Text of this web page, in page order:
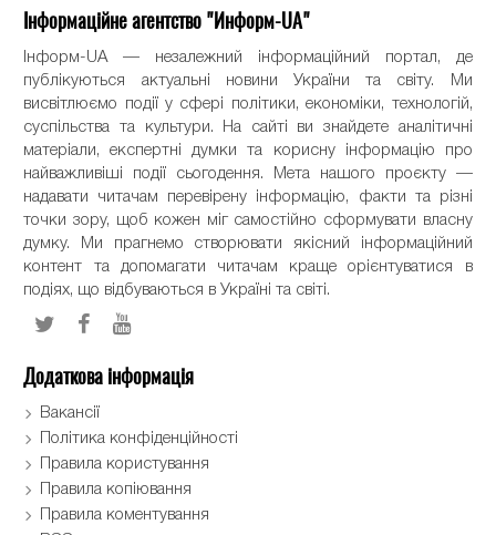
Інформаційне агентство "Информ-UA"
Інформ-UA — незалежний інформаційний портал, де
публікуються актуальні новини України та світу. Ми
висвітлюємо події у сфері політики, економіки, технологій,
суспільства та культури. На сайті ви знайдете аналітичні
матеріали, експертні думки та корисну інформацію про
найважливіші події сьогодення. Мета нашого проєкту —
надавати читачам перевірену інформацію, факти та різні
точки зору, щоб кожен міг самостійно сформувати власну
думку. Ми прагнемо створювати якісний інформаційний
контент та допомагати читачам краще орієнтуватися в
подіях, що відбуваються в Україні та світі.
Додаткова інформація
Вакансії
Політика конфіденційності
Правила користування
Правила копіювання
Правила коментування